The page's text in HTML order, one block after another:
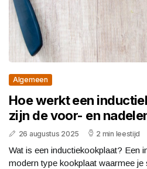
Algemeen
Hoe werkt een
zijn de voor- en
26 augustus 2025 2 min leestijd
Wat is een inductiekookplaat? Een
modern type kookplaat waarmee je